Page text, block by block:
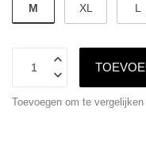
M XL L
Toevoegen om te vergelijken